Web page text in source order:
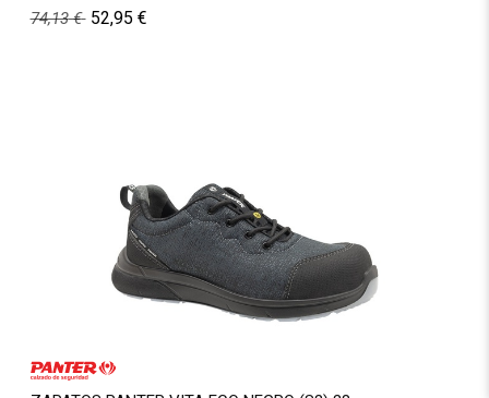
74,13€ 52,95 €